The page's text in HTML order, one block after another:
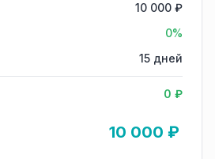
10 000 ₽
0%
15 дней
0 ₽
10 000 ₽